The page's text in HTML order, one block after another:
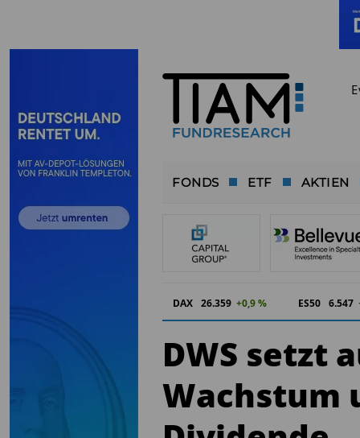
FONDS ETF AKTIEN
DAX 26.359 +0,9 % ES50 6.547
DWS setzt
Wachstum